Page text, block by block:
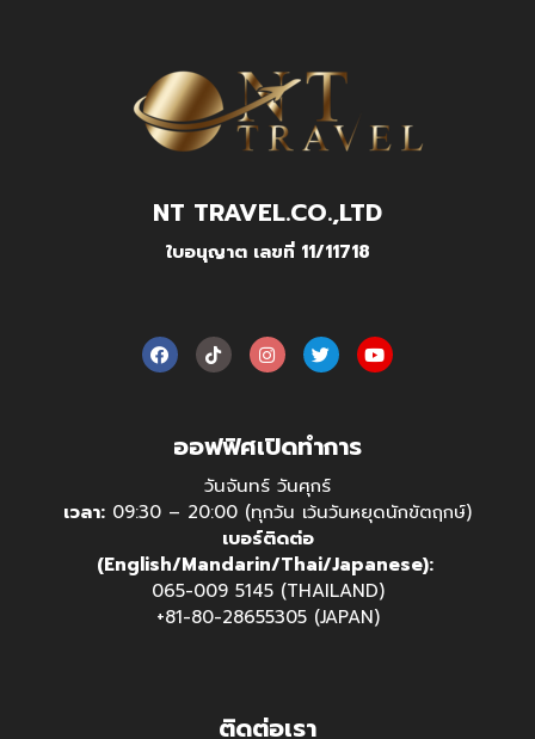
NT TRAVEL.CO.,LTD
ใบอนุญาต เลขที่ 11/11718
ออฟฟิศเปิดทำการ
วันจันทร์ วันศุกร์
เวลา: 09:30 – 20:00 (ทุกวัน เว้นวันหยุดนักขัตฤกษ์)
เบอร์ติดต่อ
(English/Mandarin/Thai/Japanese):
065-009 5145 (THAILAND)
+81-80-28655305 (JAPAN)
ติดต่อเรา